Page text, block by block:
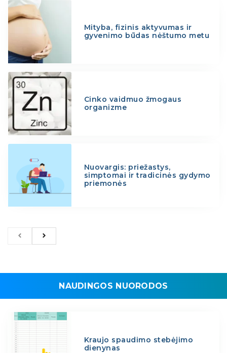
Mityba, fizinis aktyvumas ir
gyvenimo būdas nėštumo metu
Cinko vaidmuo žmogaus
organizme
Nuovargis: priežastys,
simptomai ir tradicinės gydymo
priemonės
NAUDINGOS NUORODOS
Kraujo spaudimo stebėjimo
dienynas